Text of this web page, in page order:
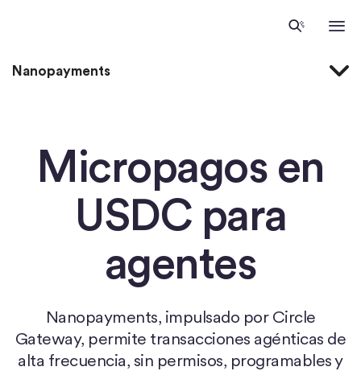
Nanopayments
Micropagos en
USDC para
agentes
Nanopayments, impulsado por Circle
Gateway, permite transacciones agénticas de
alta frecuencia, sin permisos, programables y